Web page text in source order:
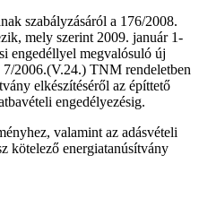
szabályzásáról a 176/2008.
mely szerint 2009. január 1-
engedéllyel megvalósuló új
2006.(V.24.) TNM rendeletben
elkészítéséről az építtető
engedélyezésig.
valamint az adásvételi
kötelező energiatanúsítvány